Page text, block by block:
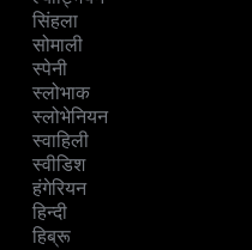
सिंहला
सोमाली
स्पेनी
स्लोभाक
स्लोभेनियन
स्वाहिली
स्वीडिश
हंगेरियन
हिन्दी
हिब्रू